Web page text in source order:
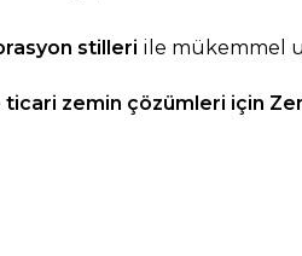
stilleri ile mükemmel
ticari zemin çözümleri için